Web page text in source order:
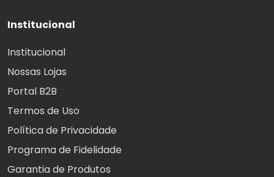
Institucional
Institucional
Nossas Lojas
Portal B2B
Termos de Uso
Política de Privacidade
Programa de Fidelidade
Garantia de Produtos